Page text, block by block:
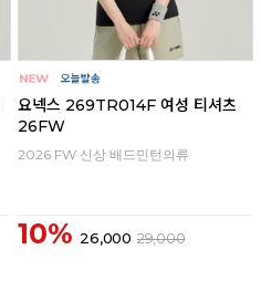
요넥스 269TR014F 여성 티셔츠
26FW
2026 FW 신상 배드민턴의류
10% 26,000 29,000